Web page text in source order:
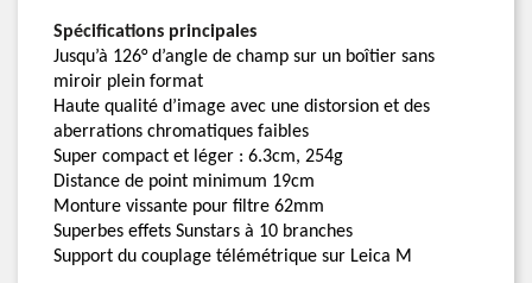
Spécifications principales
Jusqu’à 126° d’angle de champ sur un boîtier sans
miroir plein format
Haute qualité d’image avec une distorsion et des
aberrations chromatiques faibles
Super compact et léger : 6.3cm, 254g
Distance de point minimum 19cm
Monture vissante pour filtre 62mm
Superbes effets Sunstars à 10 branches
Support du couplage télémétrique sur Leica M